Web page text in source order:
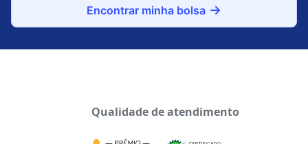
Encontrar minha bolsa
Qualidade de atendimento